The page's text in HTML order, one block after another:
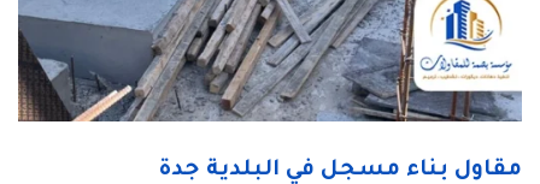
مقاول بناء مسجل في البلدية جدة